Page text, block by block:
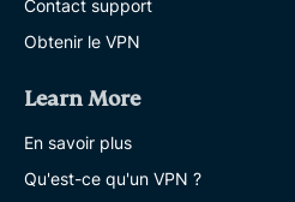
Contact support
Obtenir le VPN
Learn More
En savoir plus
Qu'est-ce qu'un VPN ?